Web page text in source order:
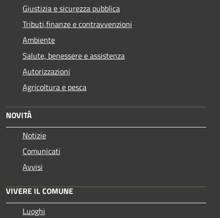
Giustizia e sicurezza pubblica
Tributi,finanze e contravvenzioni
Ambiente
Salute, benessere e assistenza
Autorizzazioni
Agricoltura e pesca
NOVITÀ
Notizie
Comunicati
Avvisi
VIVERE IL COMUNE
Luoghi